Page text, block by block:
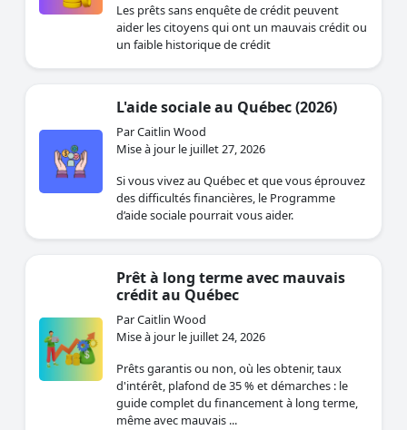
Les prêts sans enquête de crédit peuvent
aider les citoyens qui ont un mauvais crédit ou
un faible historique de crédit
L'aide sociale au Québec (2026)
Par Caitlin Wood
Mise à jour le juillet 27, 2026
Si vous vivez au Québec et que vous éprouvez
des difficultés financières, le Programme
d’aide sociale pourrait vous aider.
Prêt à long terme avec mauvais
crédit au Québec
Par Caitlin Wood
Mise à jour le juillet 24, 2026
Prêts garantis ou non, où les obtenir, taux
d'intérêt, plafond de 35 % et démarches : le
guide complet du financement à long terme,
même avec mauvais ...